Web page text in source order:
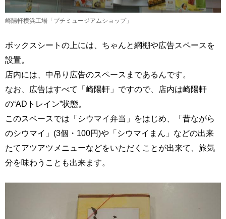
崎陽軒横浜工場「プチミュージアムショップ」
ボックスシートの上には、ちゃんと網棚や広告スペースを
設置。
店内には、中吊り広告のスペースまであるんです。
なお、広告はすべて「崎陽軒」ですので、店内は崎陽軒
の“ADトレイン”状態。
このスペースでは「シウマイ弁当」をはじめ、「昔ながら
のシウマイ」(3個・100円)や「シウマイまん」などの出来
たてアツアツメニューなどをいただくことが出来て、旅気
分を味わうことも出来ます。